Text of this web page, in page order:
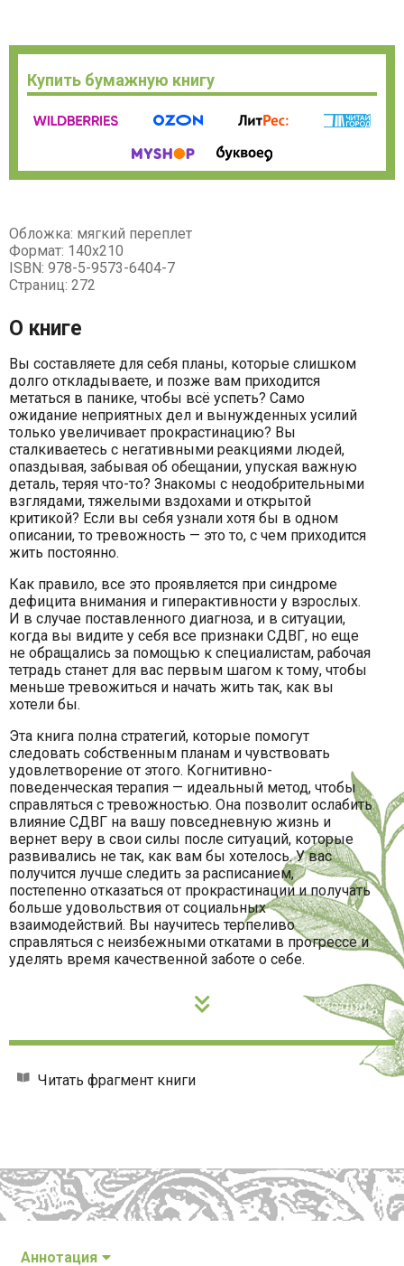
Купить бумажную книгу
Обложка: мягкий переплет
Формат: 140х210
ISBN: 978-5-9573-6404-7
Страниц: 272
О книге
Вы составляете для себя планы, которые слишком
долго откладываете, и позже вам приходится
метаться в панике, чтобы всё успеть? Само
ожидание неприятных дел и вынужденных усилий
только увеличивает прокрастинацию? Вы
сталкиваетесь с негативными реакциями людей,
опаздывая, забывая об обещании, упуская важную
деталь, теряя что-то? Знакомы с неодобрительными
взглядами, тяжелыми вздохами и открытой
критикой? Если вы себя узнали хотя бы в одном
описании, то тревожность — это то, с чем приходится
жить постоянно.
Как правило, все это проявляется при синдроме
дефицита внимания и гиперактивности у взрослых.
И в случае поставленного диагноза, и в ситуации,
когда вы видите у себя все признаки СДВГ, но еще
не обращались за помощью к специалистам, рабочая
тетрадь станет для вас первым шагом к тому, чтобы
меньше тревожиться и начать жить так, как вы
хотели бы.
Эта книга полна стратегий, которые помогут
следовать собственным планам и чувствовать
удовлетворение от этого. Когнитивно-
поведенческая терапия — идеальный метод, чтобы
справляться с тревожностью. Она позволит ослабить
влияние СДВГ на вашу повседневную жизнь и
вернет веру в свои силы после ситуаций, которые
развивались не так, как вам бы хотелось. У вас
получится лучше следить за расписанием,
постепенно отказаться от прокрастинации и получать
больше удовольствия от социальных
взаимодействий. Вы научитесь терпеливо
справляться с неизбежными откатами в прогрессе и
уделять время качественной заботе о себе.
Читать фрагмент книги
Аннотация